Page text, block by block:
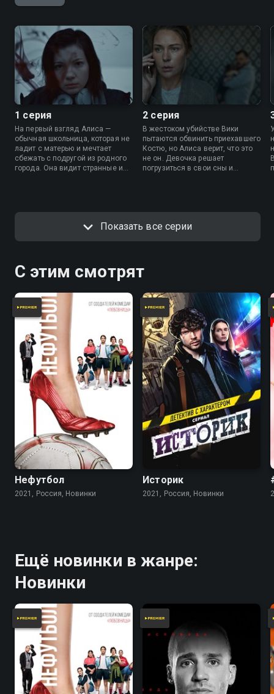
1 серия
На первый взгляд Алиса —
обычная школьница, которая не
ладит с матерью и мечтает
сбежать с подругой из родного
города. Она видит странные и
сталкивается с непониманием
окружающих. В это время в
2 серия
В жестоком убийстве Вики
пытаются обвинить приехавшего
Костю, но Алиса верит, что это
не он. Девочка решает
погрузиться в свои сны и
Показать все серии
С этим смотрят
Нефутбол
2021, Россия, Новинки
Историк
2021, Россия, Новинки
Ещё новинки в жанре:
Новинки